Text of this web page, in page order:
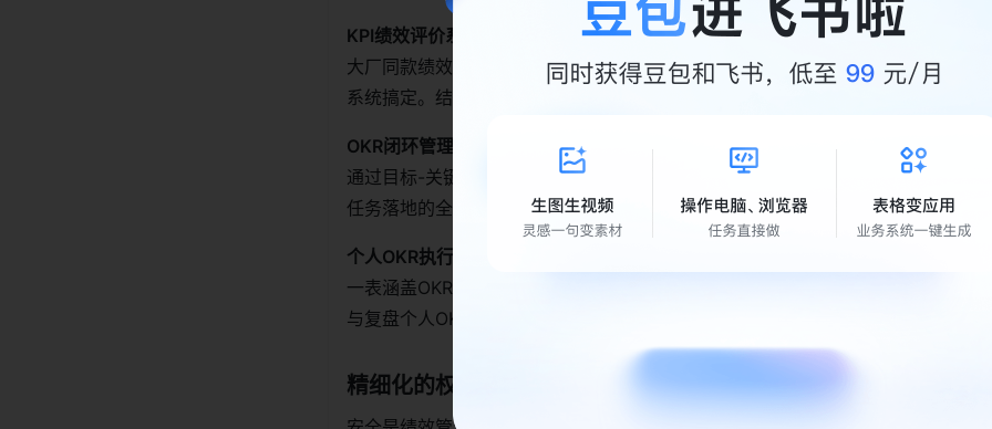
KPI绩效评价系统模板
大厂同款绩效考核系统：从规则制定、指标维护、业绩达成、自评互评、考核结果
系统搞定。结果公开透明，让好员工被看见!
OKR闭环管理模板
通过目标-关键结果-指标-项目四层结构，结合时间周期监控与协同组件，实现从
任务落地的全流程数字化追踪与闭环管理。
个人OKR执行与复盘
一表涵盖OKR梳理、执行过程、复盘，还可以通过多维表格的自动化特性来提醒，
与复盘个人OKR。
精细化的权限隔离体系